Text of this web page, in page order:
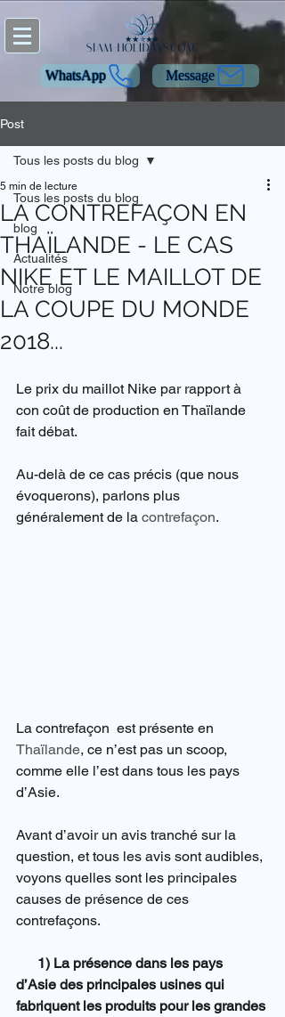
WhatsApp Message
Post
Tous les posts du blog
blog
Actualités
Notre blog
Tous les posts du blog
LA CONTREFAÇON EN
THAÏLANDE - LE CAS
NIKE ET LE MAILLOT DE
LA COUPE DU MONDE
2018...
5 min de lecture
Le prix du maillot Nike par rapport à
con coût de production en Thaïlande
fait débat.
Au-delà de ce cas précis (que nous
évoquerons), parlons plus
généralement de la contrefaçon.
La contrefaçon  est présente en
Thaïlande, ce n’est pas un scoop,
comme elle l’est dans tous les pays
d’Asie.
Avant d’avoir un avis tranché sur la
question, et tous les avis sont audibles,
voyons quelles sont les principales
causes de présence de ces
contrefaçons.
d’Asie des principales usines qui
fabriquent les produits pour les grandes